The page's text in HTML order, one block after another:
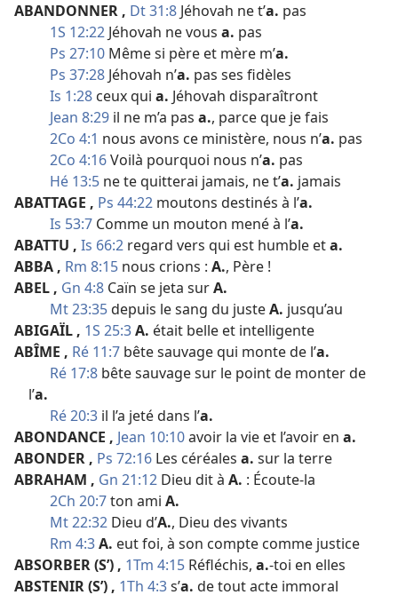
ABANDONNER , Dt 31:8 Jéhovah ne t’a. pas
1S 12:22 Jéhovah ne vous a. pas
Ps 27:10 Même si père et mère m’a.
Ps 37:28 Jéhovah n’a. pas ses fidèles
Is 1:28 ceux qui a. Jéhovah disparaîtront
Jean 8:29 il ne m’a pas a., parce que je fais
2Co 4:1 nous avons ce ministère, nous n’a. pas
2Co 4:16Voilà pourquoi nous n’a. pas
Hé 13:5 ne te quitterai jamais, ne t’a. jamais
ABATTAGE , Ps 44:22 moutons destinés à l’a.
Is 53:7 Comme un mouton mené à l’a.
ABATTU , Is 66:2 regard vers qui est humble eta.
ABBA , Rm 8:15 nous crions : A., Père !
ABEL , Gn 4:8 Caïn se jeta surA.
Mt 23:35depuis le sang du justeA. jusqu’au
ABIGAÏL , 1S 25:3A. était belle et intelligente
ABÎME , Ré 11:7 bête sauvage qui monte de l’a.
Ré 17:8 bête sauvage sur le point de monter de
l’a.
Ré 20:3 il l’a jeté dans l’a.
ABONDANCE , Jean 10:10avoir la vie et l’avoir en a.
ABONDER , Ps 72:16 Les céréales a. sur la terre
ABRAHAM , Gn 21:12 Dieu dit à A. : Écoute-​la
2Ch 20:7ton ami A.
Mt 22:32 Dieu d’A., Dieu des vivants
Rm 4:3A. eut foi, à son compte comme justice
ABSORBER (S’) , 1Tm 4:15 Réfléchis, a.-​toi en elles
ABSTENIR (S’) , 1Th 4:3s’a. de tout acte immoral